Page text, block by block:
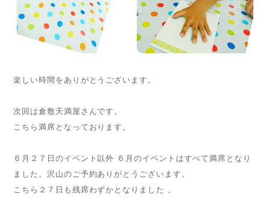
楽しい時間をありがとうございます。
次回は倉敷天満屋さんです。
こちら満席となっております。
６月２７日のイベント以外 ６月のイベントはすべて満席となり
ました。沢山のご予約ありがとうございます。
こちら２７日も残席わずかとなりました 。